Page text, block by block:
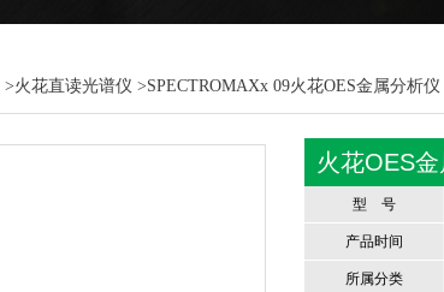
>火花直读光谱仪 >SPECTROMAXx 09火花OES金属分析仪
火花OES
型 号
产品时间
所属分类